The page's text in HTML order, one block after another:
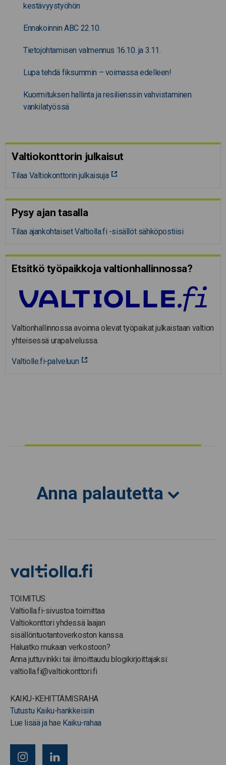
kestävyystyöhön
Ennakoinnin ABC 22.10.
Tietojohtamisen valmennus 16.10. ja 3.11.
Lupa tehdä fiksummin – voimassa edelleen!
Kuormituksen hallinta ja resilienssin vahvistaminen
vankilatyössä
Valtiokonttorin julkaisut
Tilaa Valtiokonttorin julkaisuja
Pysy ajan tasalla
Tilaa ajankohtaiset Valtiolla.fi -sisällöt sähköpostiisi
Etsitkö työpaikkoja valtion­hal­lin­nossa?
Valtionhallinnossa avoinna olevat työpaikat julkaistaan valtion
yhteisessä urapalvelussa.
Valtiolle.fi-palveluun
Anna palautetta
TOIMITUS
Valtiolla.fi-sivustoa toimittaa
Valtiokonttori yhdessä laajan
sisällöntuotantoverkoston kanssa.
Haluatko mukaan verkostoon?
Anna juttuvinkki tai ilmoittaudu blogikirjoittajaksi:
valtiolla.fi@valtiokonttori.fi
KAIKU-KEHITTÄMISRAHA
Tutustu Kaiku-hankkeisiin
Lue lisää ja hae Kaiku-rahaa